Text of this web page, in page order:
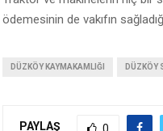
ödemesinin de vakıfın
DÜZKÖY KAYMAKAMLIĞI DÜZKÖY
PAYLAŞ 0